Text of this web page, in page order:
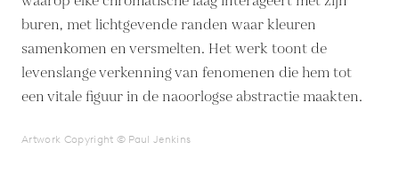
buren, met lichtgevende randen waar kleuren
samenkomen en versmelten. Het werk toont de
levenslange verkenning van fenomenen die hem tot
een vitale figuur in de naoorlogse abstractie maakten.
Artwork Copyright © Paul Jenkins